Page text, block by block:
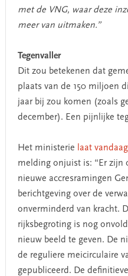
met de VNG, waar deze
meer van uitmaken.”
Tegenvaller
Dit zou betekenen dat
plaats van de 150 miljoen
jaar bij zou komen (zoals
december). Een pijnlijke
Het ministerie laat
melding onjuist is: “Er zijn
nieuwe accresramingen
berichtgeving over de
onverminderd van kracht.
rijksbegroting is nog
nieuw beeld te geven. De
de reguliere meicirculaire
gepubliceerd. De